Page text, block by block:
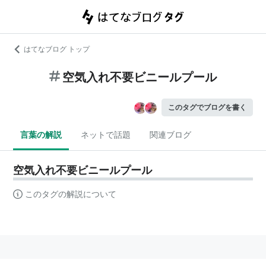
はてなブログ トップ
空気入れ不要ビニールプール
このタグでブログを書く
言葉の解説 ネットで話題 関連ブログ
空気入れ不要ビニールプール
このタグの解説について